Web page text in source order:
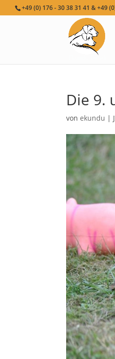
+49 (0) 176 - 30 38 31 41 & +49
Die 9.
vonekundu |